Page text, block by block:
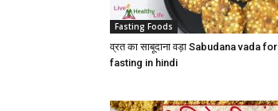
Fasting Foods
व्रत का साबूदाना वड़ा Sabudana vada for
fasting in hindi